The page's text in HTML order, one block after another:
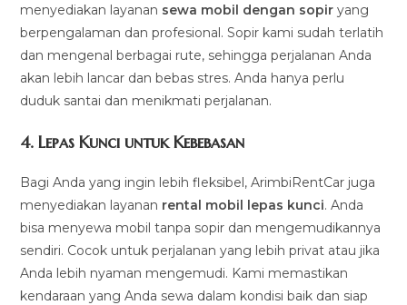
menyediakan layanan sewa mobil dengan sopir yang
berpengalaman dan profesional. Sopir kami sudah terlatih
dan mengenal berbagai rute, sehingga perjalanan Anda
akan lebih lancar dan bebas stres. Anda hanya perlu
duduk santai dan menikmati perjalanan.
4.Lepas Kunci untuk Kebebasan
Bagi Anda yang ingin lebih fleksibel, ArimbiRentCar juga
menyediakan layanan rental mobil lepas kunci. Anda
bisa menyewa mobil tanpa sopir dan mengemudikannya
sendiri. Cocok untuk perjalanan yang lebih privat atau jika
Anda lebih nyaman mengemudi. Kami memastikan
kendaraan yang Anda sewa dalam kondisi baik dan siap